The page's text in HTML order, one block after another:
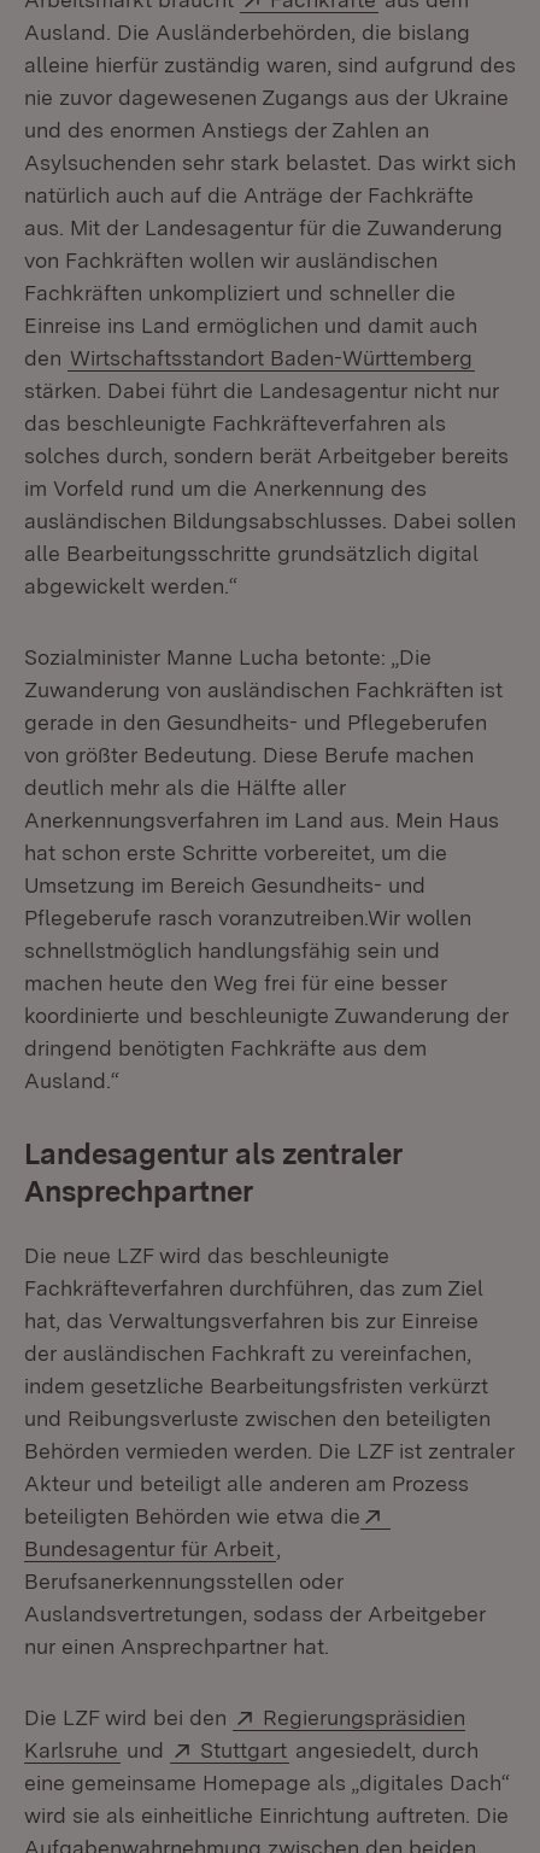
Ausland. Die Ausländerbehörden, die bislang
alleine hierfür zuständig waren, sind aufgrund des
nie zuvor dagewesenen Zugangs aus der Ukraine
und des enormen Anstiegs der Zahlen an
Asylsuchenden sehr stark belastet. Das wirkt sich
natürlich auch auf die Anträge der Fachkräfte
aus. Mit der Landesagentur für die Zuwanderung
von Fachkräften wollen wir ausländischen
Fachkräften unkompliziert und schneller die
Einreise ins Land ermöglichen und damit auch
den Wirtschaftsstandort Baden-Württemberg
stärken. Dabei führt die Landesagentur nicht nur
das beschleunigte Fachkräfteverfahren als
solches durch, sondern berät Arbeitgeber bereits
im Vorfeld rund um die Anerkennung des
ausländischen Bildungsabschlusses. Dabei sollen
alle Bearbeitungsschritte grundsätzlich digital
abgewickelt werden.“
Sozialminister Manne Lucha betonte: „Die
Zuwanderung von ausländischen Fachkräften ist
gerade in den Gesundheits- und Pflegeberufen
von größter Bedeutung. Diese Berufe machen
deutlich mehr als die Hälfte aller
Anerkennungsverfahren im Land aus. Mein Haus
hat schon erste Schritte vorbereitet, um die
Umsetzung im Bereich Gesundheits- und
Pflegeberufe rasch voranzutreiben.Wir wollen
schnellstmöglich handlungsfähig sein und
machen heute den Weg frei für eine besser
koordinierte und beschleunigte Zuwanderung der
dringend benötigten Fachkräfte aus dem
Ausland.“
Landesagentur als zentraler
Ansprechpartner
Die neue LZF wird das beschleunigte
Fachkräfteverfahren durchführen, das zum Ziel
hat, das Verwaltungsverfahren bis zur Einreise
der ausländischen Fachkraft zu vereinfachen,
indem gesetzliche Bearbeitungsfristen verkürzt
und Reibungsverluste zwischen den beteiligten
Behörden vermieden werden. Die LZF ist zentraler
Akteur und beteiligt alle anderen am Prozess
beteiligten Behörden wie etwa die
Bundesagentur für Arbeit
Berufsanerkennungsstellen oder
Auslandsvertretungen, sodass der Arbeitgeber
nur einen Ansprechpartner hat.
Die LZF wird bei den Extern:
Regierungspräsidien
Karlsruhe (Öffnet in neuem Fenster)
und Extern:
Stuttgart (Öffnet in neuem Fenster)
angesiedelt, durch
eine gemeinsame Homepage als „digitales Dach“
wird sie als einheitliche Einrichtung auftreten. Die
Aufgabenwahrnehmung zwischen den beiden